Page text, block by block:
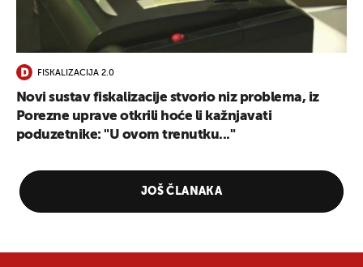
FISKALIZACIJA 2.0
Novi sustav fiskalizacije stvorio niz problema, iz
Porezne uprave otkrili hoće li kažnjavati
poduzetnike: "U ovom trenutku..."
JOŠ ČLANAKA